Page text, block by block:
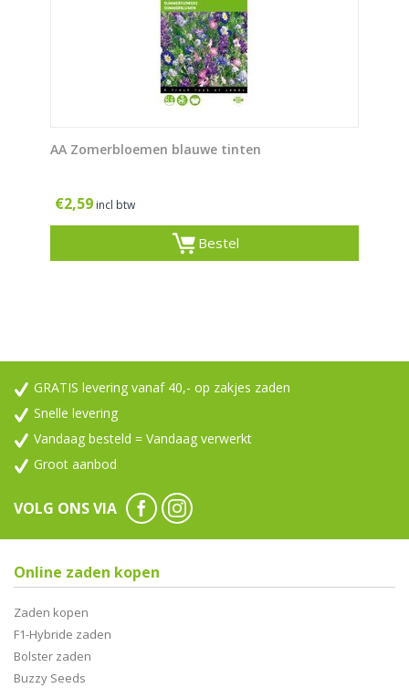
AA Zomerbloemen blauwe tinten
€2,59 incl btw
Bestel
GRATIS levering vanaf 40,- op zakjes zaden
Snelle levering
Vandaag besteld = Vandaag verwerkt
Groot aanbod
VOLG ONS VIA
Online zaden kopen
Zaden kopen
F1-Hybride zaden
Bolster zaden
Buzzy Seeds